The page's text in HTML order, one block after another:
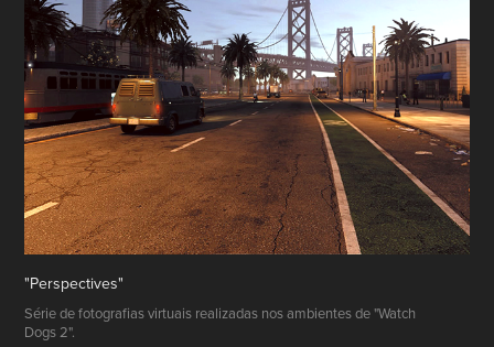
"Perspectives"
Série de fotografias virtuais realizadas nos ambientes de "Watch
Dogs 2".